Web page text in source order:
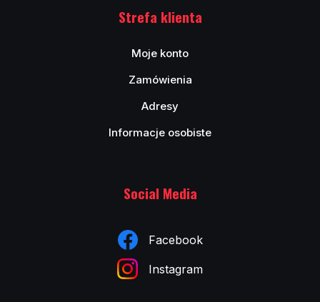
Strefa klienta
Moje konto
Zamówienia
Adresy
Informacje osobiste
Social Media
Facebook
Instagram